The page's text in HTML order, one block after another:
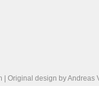
| Original design byAndreas